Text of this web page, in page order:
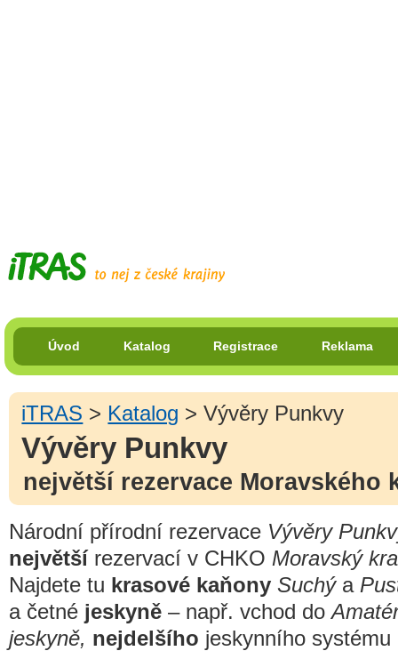
Úvod Katalog Registrace Reklama
iTRAS > Katalog > Vývěry Punkvy
Vývěry Punkvy
největší rezervace Moravského
Národní přírodní rezervace Vývěry
největšírezervací v CHKO Moravský
Najdete tu krasové kaňony Suchýa
a četné jeskyně – např. vchod do
jeskyně, nejdelšího jeskynního systému